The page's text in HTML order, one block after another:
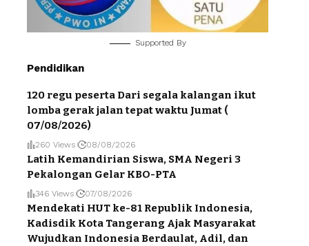
Supported By
Pendidikan
120 regu peserta Dari segala kalangan ikut
lomba gerak jalan tepat waktu Jumat (
07/08/2026)
260 Views 08/08/2026
Latih Kemandirian Siswa, SMA Negeri 3
Pekalongan Gelar KBO-PTA
346 Views 07/08/2026
Mendekati HUT ke-81 Republik Indonesia,
Kadisdik Kota Tangerang Ajak Masyarakat
Wujudkan Indonesia Berdaulat, Adil, dan